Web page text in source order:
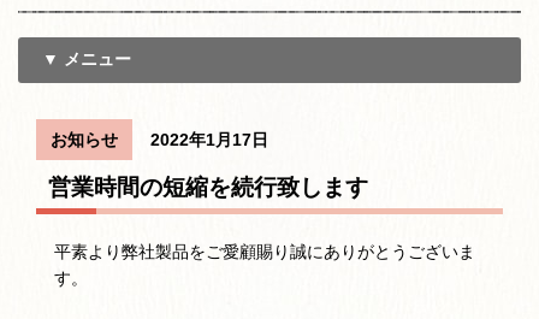
▼ メニュー
お知らせ 2022年1月17日
営業時間の短縮を続行致します
平素より弊社製品をご愛顧賜り誠にありがとうございま
す。